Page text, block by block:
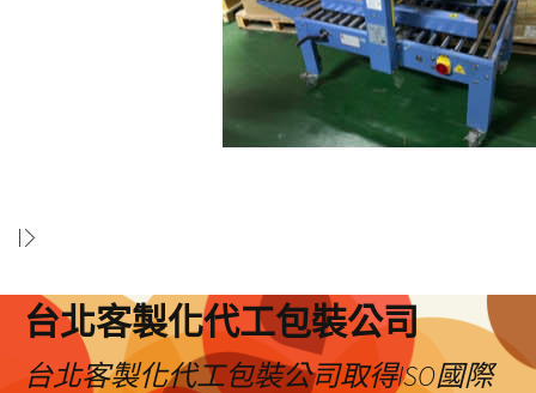
台北客製化代工包裝公司
台北客製化代工包裝公司取得ISO國際